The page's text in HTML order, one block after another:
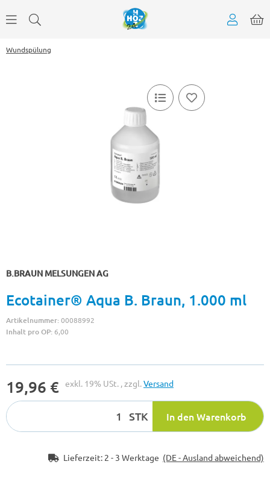
Wundspülung
B.BRAUN MELSUNGEN AG
Ecotainer® Aqua B. Braun, 1.000 ml
Artikelnummer:00088992
Inhalt pro OP: 6,00
19,96 € exkl. 19% USt. , zzgl.Versand
STK In den Warenkorb
Lieferzeit: 2 - 3 Werktage (DE - Ausland abweichend)